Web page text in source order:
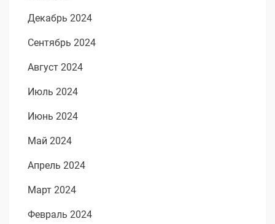
Декабрь 2024
Сентябрь 2024
Август 2024
Июль 2024
Июнь 2024
Май 2024
Апрель 2024
Март 2024
Февраль 2024